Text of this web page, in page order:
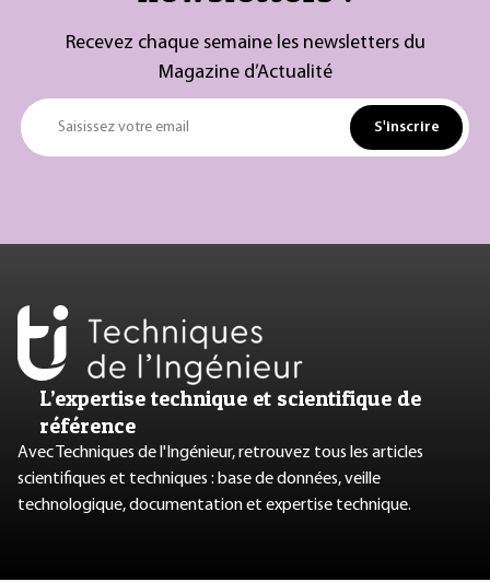
Recevez chaque semaine les newsletters du
Magazine d’Actualité
Saisissez votre email S'inscrire
L’expertise technique et scientifique de
référence
Avec Techniques de l'Ingénieur, retrouvez tous les articles
scientifiques et techniques : base de données, veille
technologique, documentation et expertise technique.